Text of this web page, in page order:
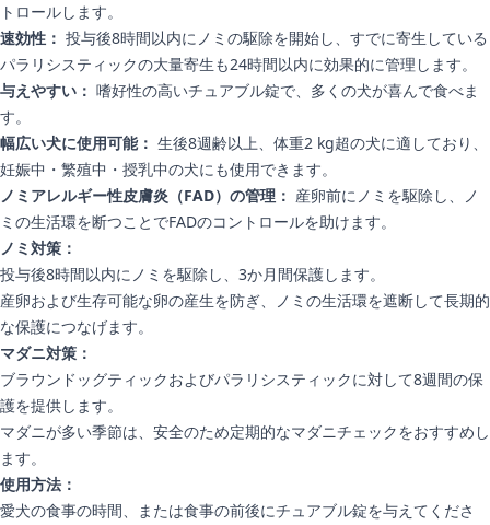
トロールします。
速効性： 投与後8時間以内にノミの駆除を開始し、すでに寄生している
パラリシスティックの大量寄生も24時間以内に効果的に管理します。
与えやすい： 嗜好性の高いチュアブル錠で、多くの犬が喜んで食べま
す。
幅広い犬に使用可能： 生後8週齢以上、体重2 kg超の犬に適しており、
妊娠中・繁殖中・授乳中の犬にも使用できます。
ノミアレルギー性皮膚炎（FAD）の管理： 産卵前にノミを駆除し、ノ
ミの生活環を断つことでFADのコントロールを助けます。
ノミ対策：
投与後8時間以内にノミを駆除し、3か月間保護します。
産卵および生存可能な卵の産生を防ぎ、ノミの生活環を遮断して長期的
な保護につなげます。
マダニ対策：
ブラウンドッグティックおよびパラリシスティックに対して8週間の保
護を提供します。
マダニが多い季節は、安全のため定期的なマダニチェックをおすすめし
ます。
使用方法：
愛犬の食事の時間、または食事の前後にチュアブル錠を与えてくださ